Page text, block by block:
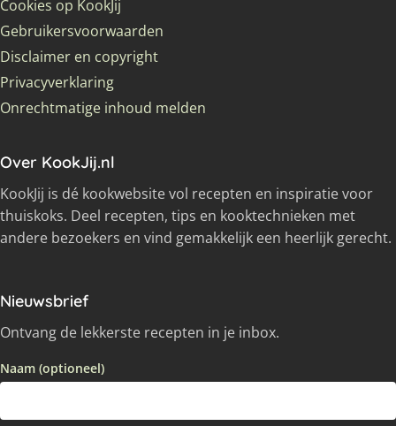
Cookies op KookJij
Gebruikersvoorwaarden
Disclaimer en copyright
Privacyverklaring
Onrechtmatige inhoud melden
Over KookJij.nl
KookJij is dé kookwebsite vol recepten en inspiratie voor
thuiskoks. Deel recepten, tips en kooktechnieken met
andere bezoekers en vind gemakkelijk een heerlijk gerecht.
Nieuwsbrief
Ontvang de lekkerste recepten in je inbox.
Naam (optioneel)